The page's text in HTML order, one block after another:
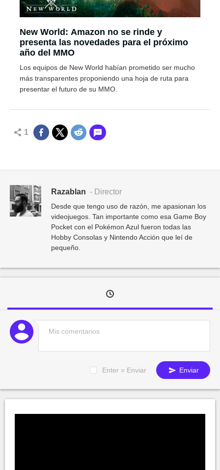
New World: Amazon no se rinde y
presenta las novedades para el próximo
año del MMO
Los equipos de New World habían prometido ser mucho
más transparentes proponiendo una hoja de ruta para
presentar el futuro de su MMO.
1
Razablan - Director
Desde que tengo uso de razón, me apasionan los
videojuegos. Tan importante como esa Game Boy
Pocket con el Pokémon Azul fueron todas las
Hobby Consolas y Nintendo Acción que leí de
pequeño.
Enter = Enviar Enviar